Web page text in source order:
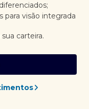
para visão integrada
carteira.